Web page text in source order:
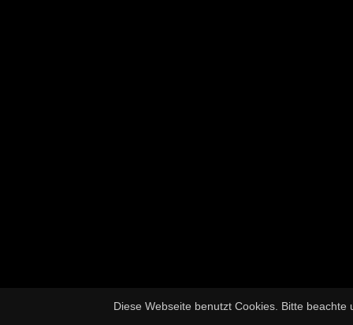
Diese Webseite benutzt Cookies. Bitte beachte